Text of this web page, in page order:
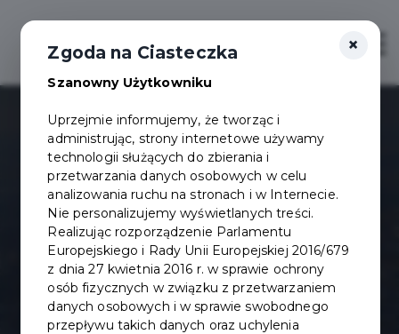
×
Zgoda na Ciasteczka
Szanowny Użytkowniku
Uprzejmie informujemy, że tworząc i
administrując, strony internetowe używamy
technologii służących do zbierania i
przetwarzania danych osobowych w celu
analizowania ruchu na stronach i w Internecie.
Nie personalizujemy wyświetlanych treści.
Realizując rozporządzenie Parlamentu
Europejskiego i Rady Unii Europejskiej 2016/679
z dnia 27 kwietnia 2016 r. w sprawie ochrony
osób fizycznych w związku z przetwarzaniem
danych osobowych i w sprawie swobodnego
przepływu takich danych oraz uchylenia